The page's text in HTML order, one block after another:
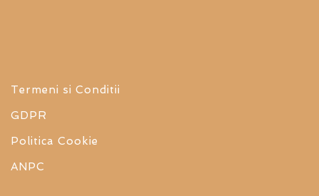
Termeni si Conditii
GDPR
Politica Cookie
ANPC